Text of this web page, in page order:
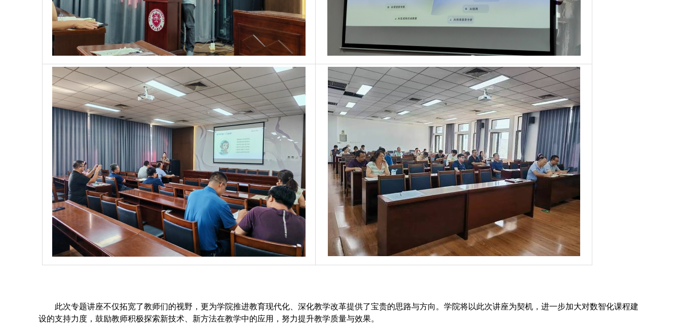
此次专题讲座不仅拓宽了教师们的视野，更为学院推进教育现代化、深化教学改革提供了宝贵的思路与方向。学院将以此次讲座为契机，进一步加大对数智化课程建
设的支持力度，鼓励教师积极探索新技术、新方法在教学中的应用，努力提升教学质量与效果。